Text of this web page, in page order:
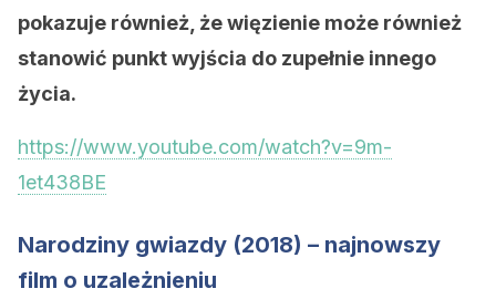
pokazuje również, że więzienie może również
stanowić punkt wyjścia do zupełnie innego
życia.
https://www.youtube.com/watch?v=9m-
1et438BE
Narodziny gwiazdy (2018) – najnowszy
film o uzależnieniu